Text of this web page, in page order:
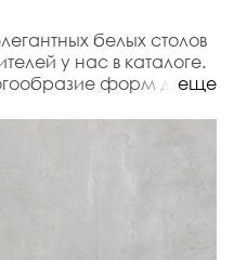
еще
белых столов
у нас в каталоге.
форм для